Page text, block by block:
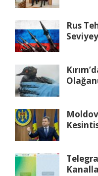
Rus